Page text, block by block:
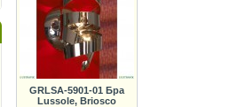
GRLSA-5901-01 Бра
Lussole, Briosco